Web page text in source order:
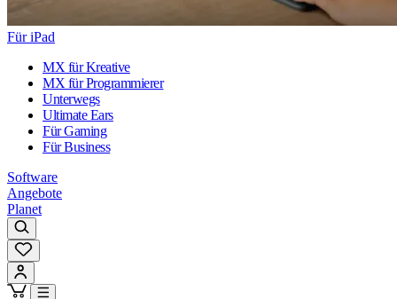
Für iPad
MX für Kreative
MX für Programmierer
Unterwegs
Ultimate Ears
Für Gaming
Für Business
Software
Angebote
Planet